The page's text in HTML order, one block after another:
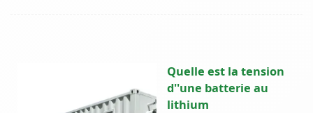
Quelle est la tension
d''une batterie au
lithium